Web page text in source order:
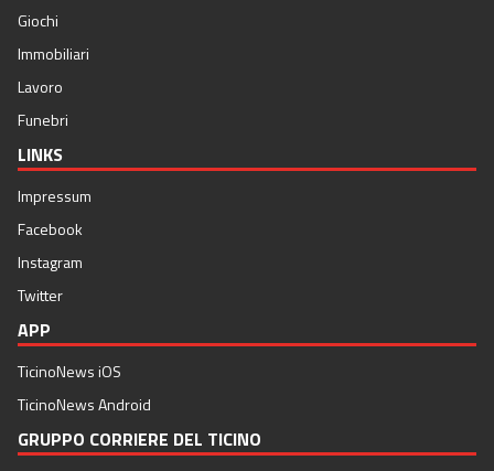
Giochi
Immobiliari
Lavoro
Funebri
LINKS
Impressum
Facebook
Instagram
Twitter
APP
TicinoNews iOS
TicinoNews Android
GRUPPO CORRIERE DEL TICINO